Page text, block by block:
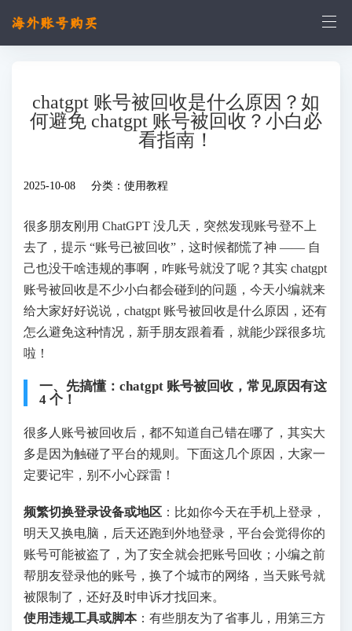
chatgpt 账号被回收是什么原因？如
何避免 chatgpt 账号被回收？小白必
看指南！
2025-10-08 分类： 使用教程
很多朋友刚用 ChatGPT 没几天，突然发现账号登不上
去了，提示 “账号已被回收”，这时候都慌了神 —— 自
己也没干啥违规的事啊，咋账号就没了呢？其实 chatgpt
账号被回收是不少小白都会碰到的问题，今天小编就来
给大家好好说说，chatgpt 账号被回收是什么原因，还有
怎么避免这种情况，新手朋友跟着看，就能少踩很多坑
啦！
一、先搞懂：chatgpt 账号被回收，常见原因有这
4 个！
很多人账号被回收后，都不知道自己错在哪了，其实大
多是因为触碰了平台的规则。下面这几个原因，大家一
定要记牢，别不小心踩雷！
频繁切换登录设备或地区 ：比如你今天在手机上登录，
明天又换电脑，后天还跑到外地登录，平台会觉得你的
账号可能被盗了，为了安全就会把账号回收；小编之前
帮朋友登录他的账号，换了个城市的网络，当天账号就
被限制了，还好及时申诉才找回来。
使用违规工具或脚本：有些朋友为了省事儿，用第三方